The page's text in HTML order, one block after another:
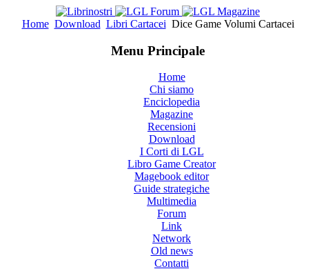
Home Download Libri Cartacei Dice Game Volumi Cartacei
Menu Principale
Home
Chi siamo
Enciclopedia
Magazine
Recensioni
Download
I Corti di LGL
Libro Game Creator
Magebook editor
Guide strategiche
Multimedia
Forum
Link
Network
Old news
Contatti